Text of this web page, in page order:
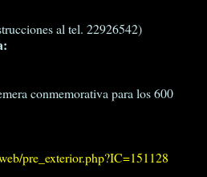
al tel. 22926542)
conmemorativa para los 600
pre_exterior.php?IC=151128